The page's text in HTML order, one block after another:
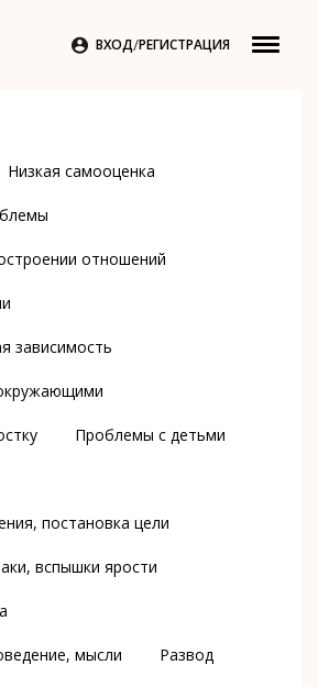
 ВХОД/РЕГИСТРАЦИЯ
Низкая самооценка
отношений
зависимость
Проблемы с детьми
постановка цели
вспышки ярости
мысли Развод